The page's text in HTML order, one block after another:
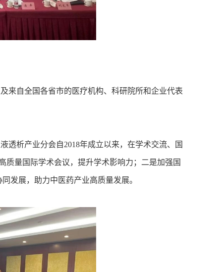
自全国各省市的医疗机构、科研院所和企业代表
析产业分会自2018年成立以来，在学术交流、国
质量国际学术会议，提升学术影响力；二是加强国
发展，助力中医药产业高质量发展。